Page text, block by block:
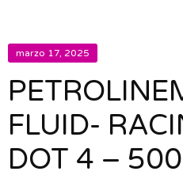
marzo 17, 2025
FLUID-
DOT 4 –